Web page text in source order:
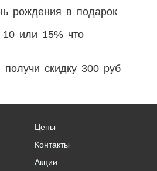
рождения в подарок
или 15% что
получи скидку 300 руб
Цены
Контакты
Акции